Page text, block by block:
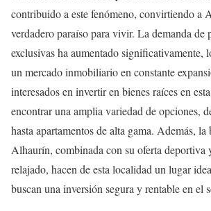
contribuido a este fenómeno, convirtiendo a
verdadero paraíso para vivir. La demanda de
exclusivas ha aumentado significativamente,
un mercado inmobiliario en constante
interesados en invertir en bienes raíces en
encontrar una amplia variedad de opciones,
hasta apartamentos de alta gama. Además,
Alhaurín, combinada con su oferta deportiva
relajado, hacen de esta localidad un lugar
buscan una inversión segura y rentable en el